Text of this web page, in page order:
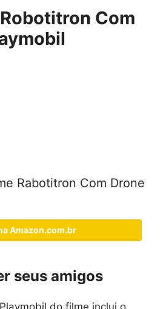
Com
Rabotitron Com Drone
Amazon.com.br
seus amigos
do filme inclui o